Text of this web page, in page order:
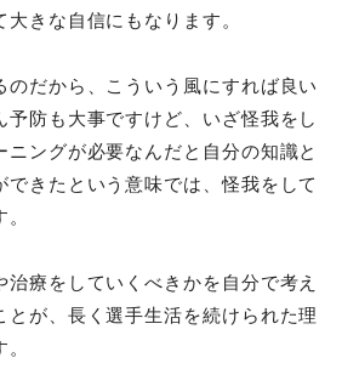
きな自信にもなります。
のだから、こういう風にすれば良い
予防も大事ですけど、いざ怪我をし
ニングが必要なんだと自分の知識と
できたという意味では、怪我をして
治療をしていくべきかを自分で考え
とが、長く選手生活を続けられた理